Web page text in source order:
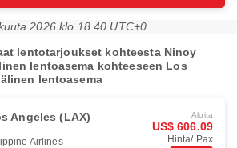
2026 klo 18.40 UTC+0
lentotarjoukset kohteesta Ninoy
lentoasema kohteeseen Los
lentoasema
Angeles (LAX)
Airlines
Aloita
US$ 606.09
Hinta/ Pax